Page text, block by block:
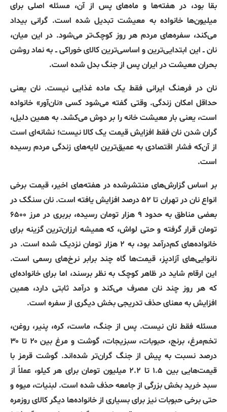
بقا بود، در هفته‌ها و ماه‌های پس از آن، مسئله اصلی برای
میلیون‌ها خانواده به معیشت تبدیل شده است. گرانی بیداد
می‌کند، سفره‌های مردم هر روز کوچک‌تر می‌شود. در این میان،
نان ــ این ابتدایی‌ترین و اساسی‌ترین کالای خوراکی ــ به نماد روشن
بحران معیشت در ایران پس از جنگ بدل شده است.
نان در فرهنگ ایرانی فقط یک ماده غذایی نیست. نان یعنی
حداقل امکان زندگی. وقتی گفته می‌شود کسی «نان‌آور» خانواده
است، یعنی بار معیشت خانه را بر دوش می‌کشد. به همین دلیل،
گران شدن نان فقط افزایش قیمت یک کالا نیست؛ نشانه‌ای است
از آن‌که فشار اقتصادی به عمیق‌ترین لایه‌های زندگی مردم رسیده
است.
بر اساس گزارش‌های منتشرشده در هفته‌های اخیر، قیمت برخی
انواع نان در تهران تا ۵۲ درصد افزایش یافته است. نان سنگک در
بعضی مناطق به حدود ۹ هزار تومان رسیده، بربری در مرز ۶۵۰۰
تومان قرار گرفته و حتی لواش، که همیشه ارزان‌ترین گزینه برای
خانواده‌های کم‌درآمد بود، به ۲ هزار تومان نزدیک شده است. در
نانوایی‌های آزادپز، قیمت‌ها گاه چند برابر نرخ‌های رسمی است.
این ارقام شاید در ظاهر کوچک به نظر برسند، اما برای خانواده‌ای
که هر روز چند نان مصرف می‌کند و درآمد ثابتی دارد، همین
افزایش به معنای حذف تدریجی بخش دیگری از سفره است.
مسئله فقط نان نیست. پس از جنگ، ماست، کره، پنیر، روغن،
تخم‌مرغ، برنج، حبوبات، سبزیجات، گوشت و مرغ بین ۲۰ تا ۳۰
درصد نسبت به پیش از جنگ گران‌تر شده‌اند. گوشت قرمز با
قیمت‌هایی بین ۱.۵ تا ۲.۲ میلیون تومان برای هر کیلو، عملاً از
سبد خرید بخش بزرگی از جامعه حذف شده است. لبنیات، میوه و
حتی برخی حبوبات نیز برای بسیاری از خانواده‌ها دیگر کالای روزمره